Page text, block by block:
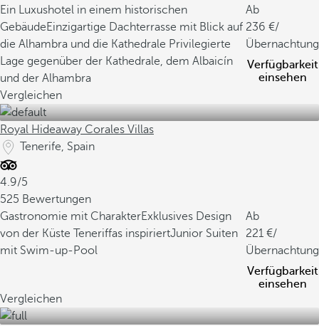
Ein Luxushotel in einem historischen
GebäudeEinzigartige Dachterrasse mit Blick auf
die Alhambra und die Kathedrale Privilegierte
Lage gegenüber der Kathedrale, dem Albaicín
und der Alhambra
Ab
236
/
Übernachtung
Verfügbarkeit
einsehen
Vergleichen
Royal Hideaway Corales Villas
Tenerife, Spain
4.9/5
525 Bewertungen
Gastronomie mit CharakterExklusives Design
von der Küste Teneriffas inspiriertJunior Suiten
mit Swim-up-Pool
Ab
221
/
Übernachtung
Verfügbarkeit
einsehen
Vergleichen